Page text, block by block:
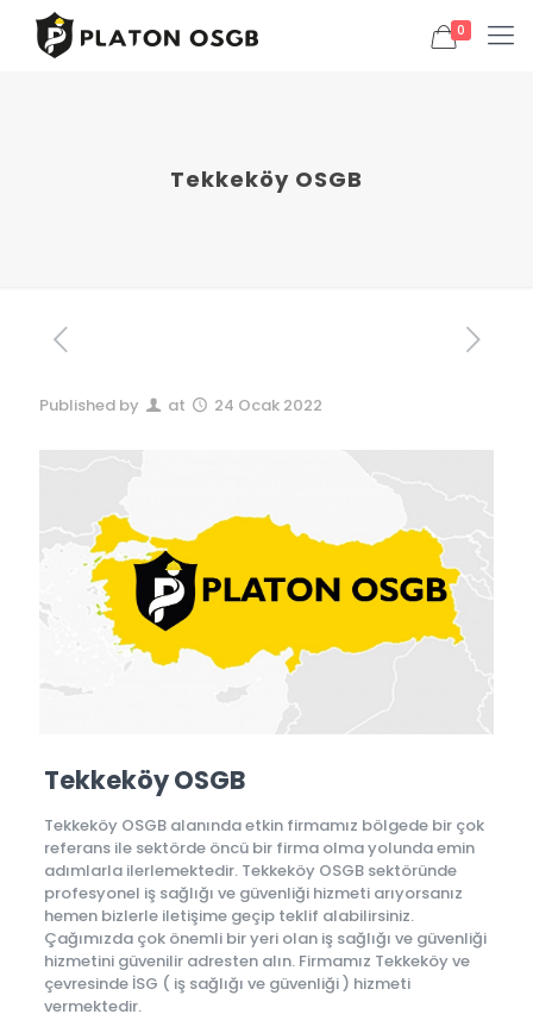
0
Tekkeköy OSGB
Published by at 24 Ocak 2022
Tekkeköy OSGB
Tekkeköy OSGB alanında etkin firmamız bölgede bir çok
referans ile sektörde öncü bir firma olma yolunda emin
adımlarla ilerlemektedir. Tekkeköy OSGB sektöründe
profesyonel iş sağlığı ve güvenliği hizmeti arıyorsanız
hemen bizlerle iletişime geçip teklif alabilirsiniz.
Çağımızda çok önemli bir yeri olan iş sağlığı ve güvenliği
hizmetini güvenilir adresten alın. Firmamız Tekkeköy ve
çevresinde İSG ( iş sağlığı ve güvenliği ) hizmeti
vermektedir.